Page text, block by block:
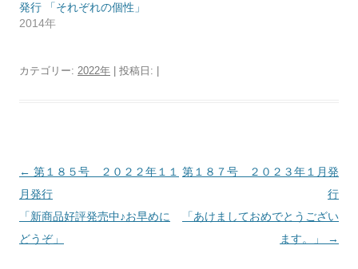
発行 「それぞれの個性」
2014年
カテゴリー: 2022年 | 投稿日:
投
稿
ナ
ビ
← 第１８５号 ２０２２年１１
月発行
「新商品好評発売中♪お早めに
どうぞ」
第１８７号 ２０２３年１月発
行
「あけましておめでとうござい
ます。」
→